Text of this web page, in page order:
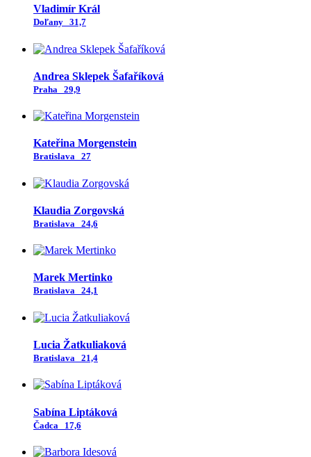
Vladimír Král
Doľany 31,7
Andrea Sklepek Šafaříková
Praha 29,9
Kateřina Morgenstein
Bratislava 27
Klaudia Zorgovská
Bratislava 24,6
Marek Mertinko
Bratislava 24,1
Lucia Žatkuliaková
Bratislava 21,4
Sabína Liptáková
Čadca 17,6